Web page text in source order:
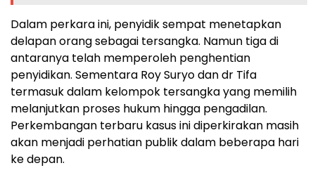
Dalam perkara ini, penyidik sempat menetapkan
delapan orang sebagai tersangka. Namun tiga di
antaranya telah memperoleh penghentian
penyidikan. Sementara Roy Suryo dan dr Tifa
termasuk dalam kelompok tersangka yang memilih
melanjutkan proses hukum hingga pengadilan.
Perkembangan terbaru kasus ini diperkirakan masih
akan menjadi perhatian publik dalam beberapa hari
ke depan.